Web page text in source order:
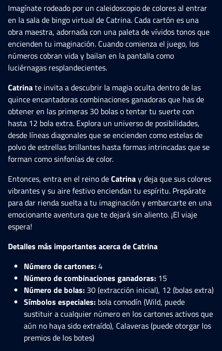
Imagínate rodeado por un caleidoscopio de colores al entrar
en la sala de bingo virtual de Catrina. Cada cartón es una
obra maestra, adornada con una paleta de vívidos tonos que
encienden tu imaginación. Cuando comienza el juego, los
números cobran vida y bailan en la pantalla como
luciérnagas resplandecientes.
Catrinate invita a descubrir la magia oculta dentro de las
quince encantadoras combinaciones ganadoras que has de
obtener en las primeras 30 bolas o tentar tu suerte con
hasta 12 bola extra. Explora un universo de posibilidades,
desde líneas diagonales que se encienden como estelas de
polvo de estrellas brillantes hasta formas intrincadas que se
forman como sinfonías de color.
Entonces, entra en el reino deCatrinay deja que sus colores
vibrantes y su aire festivo enciendan tu espíritu. Prepárate
para dar rienda suelta a tu imaginación y embarcarte en una
emocionante aventura que te dejará sin aliento. ¡El viaje
espera!
Detalles más importantes acerca de Catrina
Número de cartones:4
Número de combinaciones ganadoras: 15
Número de bolas: 30 (extracción inicial), 12 (bolas extra)
Símbolos especiales: bola comodín (Wild, puede
sustituir a cualquier número en los cartones activos que
aún no haya sido extraído), Calaveras (puede otorgar los
premios de los botes)